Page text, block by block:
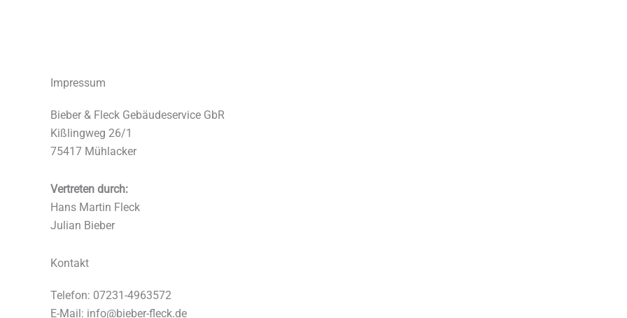
Impressum
Bieber & Fleck Gebäudeservice GbR
Kißlingweg 26/1
75417 Mühlacker
Vertreten durch:
Hans Martin Fleck
Julian Bieber
Kontakt
Telefon: 07231-4963572
E-Mail: info@bieber-fleck.de